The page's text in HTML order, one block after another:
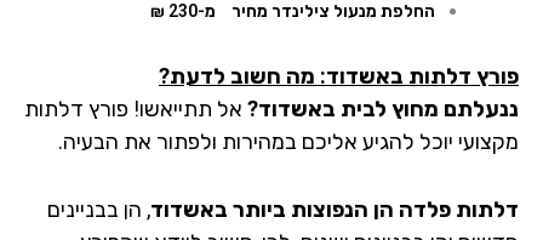
החלפת מנעול צילינדר מחיר
מ-230 ₪
דלתות באשדוד: מה חשוב לדעת?
מחוץ לבית באשדוד?אל תתייאשו! פורץ דלתות
יוכל להגיע אליכם במהירות ולפתור את הבעיה.
פלדה הן הנפוצות ביותרבאשדוד, הן בבניינים